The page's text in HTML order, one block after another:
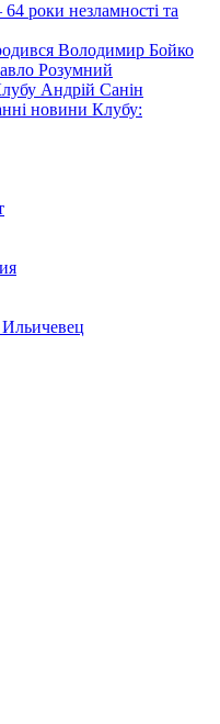
роки незламності та
Володимир Бойко
Розумний
Андрій Санін
новини Клубу: